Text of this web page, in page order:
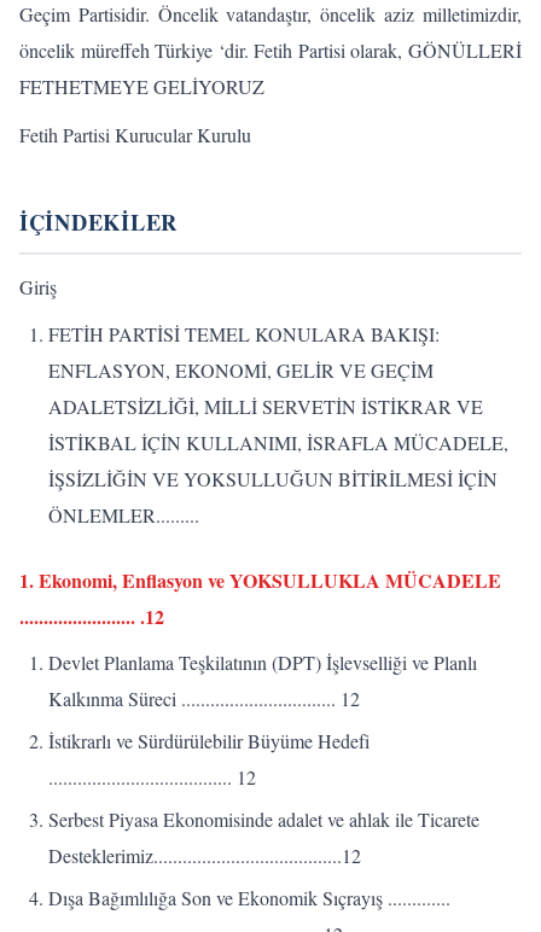
Geçim Partisidir. Öncelik vatandaştır, öncelik aziz milletimizdir,
öncelik müreffeh Türkiye ‘dir. Fetih Partisi olarak, GÖNÜLLERİ
FETHETMEYE GELİYORUZ
Fetih Partisi Kurucular Kurulu
İÇİNDEKİLER
Giriş
FETİH PARTİSİ TEMEL KONULARA BAKIŞI:
ENFLASYON, EKONOMİ, GELİR VE GEÇİM
ADALETSİZLİĞİ, MİLLİ SERVETİN İSTİKRAR VE
İSTİKBAL İÇİN KULLANIMI, İSRAFLA MÜCADELE,
İŞSİZLİĞİN VE YOKSULLUĞUN BİTİRİLMESİ İÇİN
ÖNLEMLER.........
1. Ekonomi, Enflasyon ve YOKSULLUKLA MÜCADELE
........................ .12
Devlet Planlama Teşkilatının (DPT) İşlevselliği ve Planlı
Kalkınma Süreci ................................ 12
İstikrarlı ve Sürdürülebilir Büyüme Hedefi
...................................... 12
Serbest Piyasa Ekonomisinde adalet ve ahlak ile Ticarete
Desteklerimiz.......................................12
Dışa Bağımlılığa Son ve Ekonomik Sıçrayış .............